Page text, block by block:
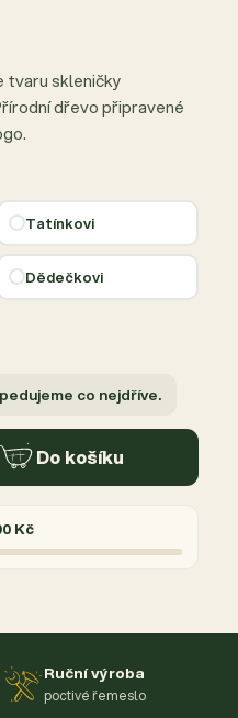
tvaru skleničky
dřevo připravené
Tatínkovi
Dědečkovi
co nejdříve.
Do košíku
Kč
Ruční výroba
poctivé řemeslo